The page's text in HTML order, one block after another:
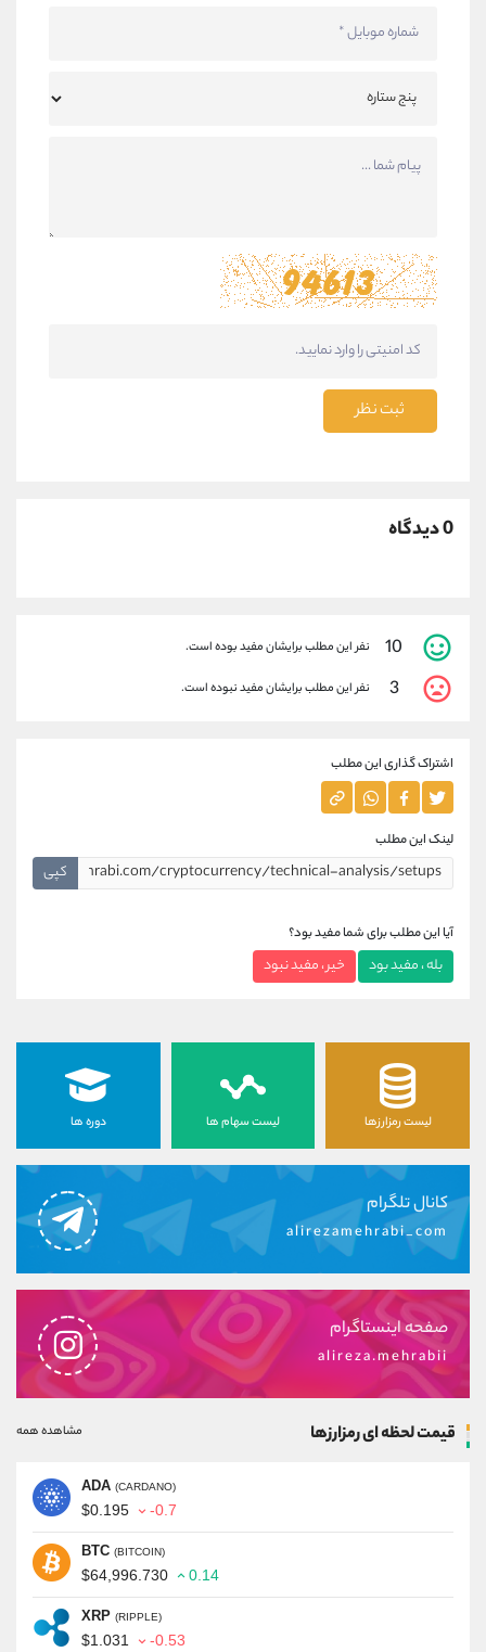
ثبت نظر
0 دیدگاه
10 نفر این مطلب برایشان مفید بوده است.
3 نفر این مطلب برایشان مفید نبوده است.
اشتراک گذاری این مطلب
لینک این مطلب
کپی
آیا این مطلب برای شما مفید بود؟
بله ، مفید بود خیر ، مفید نبود
لیست رمزارزها لیست سهام ها دوره ها
کانال تلگرام
alirezamehrabi_com
صفحه اینستاگرام
alireza.mehrabii
قیمت لحظه ای رمزارزها مشاهده همه
ADA (CARDANO)
$0.195 -0.7
BTC (BITCOIN)
$64,996.730 0.14
XRP (RIPPLE)
$1.031 -0.53